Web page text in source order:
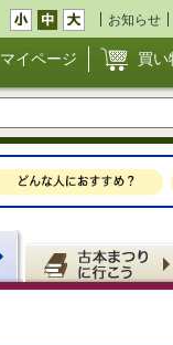
お知らせ
マイページ 買い